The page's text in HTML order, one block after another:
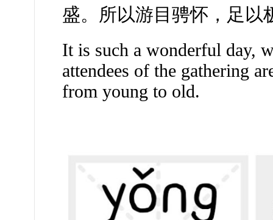
盛。所以游目骋怀，足以
It is such a wonderful day,
attendees of the gathering
from young to old.